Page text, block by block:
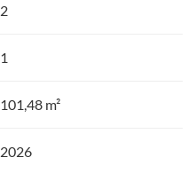
2
1
101,48 m²
2026